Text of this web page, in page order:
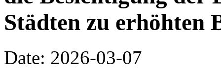
Städten zu erhöhten
Date: 2026-03-07